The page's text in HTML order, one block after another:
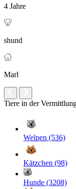
4 Jahre
shund
Marl
Tiere in der
Welpen (536)
Kätzchen (98)
Hunde (3208)